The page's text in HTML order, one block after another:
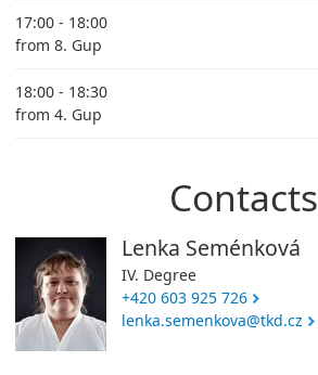
17:00 - 18:00
from 8. Gup
18:00 - 18:30
from 4. Gup
Contacts
Lenka Seménková
IV. Degree
+420 603 925 726
lenka.semenkova@tkd.cz